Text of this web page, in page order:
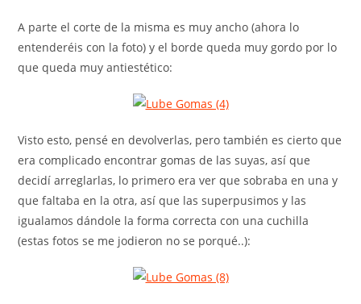
A parte el corte de la misma es muy ancho (ahora lo
entenderéis con la foto) y el borde queda muy gordo por lo
que queda muy antiestético:
Visto esto, pensé en devolverlas, pero también es cierto que
era complicado encontrar gomas de las suyas, así que
decidí arreglarlas, lo primero era ver que sobraba en una y
que faltaba en la otra, así que las superpusimos y las
igualamos dándole la forma correcta con una cuchilla
(estas fotos se me jodieron no se porqué..):